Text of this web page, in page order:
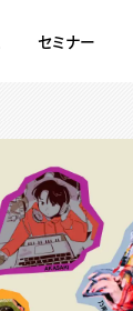
セミナー